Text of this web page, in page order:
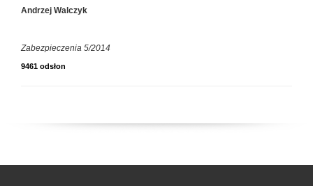
Andrzej Walczyk
Zabezpieczenia 5/2014
9461 odsłon